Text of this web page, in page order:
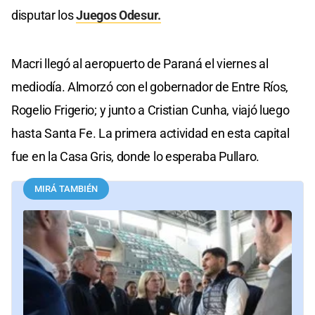
disputar losJuegos Odesur.
Macri llegó al aeropuerto de Paraná el viernes al
mediodía. Almorzó con el gobernador de Entre Ríos,
Rogelio Frigerio; y junto a Cristian Cunha, viajó luego
hasta Santa Fe. La primera actividad en esta capital
fue en la Casa Gris, donde lo esperaba Pullaro.
MIRÁ TAMBIÉN